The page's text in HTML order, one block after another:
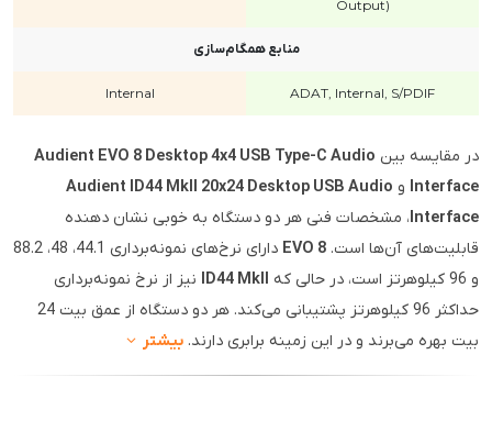
Output)
منابع همگام‌سازی
ADAT, Internal, S/PDIF
Internal
در مقایسه بین Audient EVO 8 Desktop 4x4 USB Type-C Audio
Interface و Audient ID44 MkII 20x24 Desktop USB Audio
Interface، مشخصات فنی هر دو دستگاه به خوبی نشان دهنده
قابلیت‌های آن‌ها است. EVO 8
دارای نرخ‌های نمونه‌برداری 44.1، 48، 88.2
و 96 کیلوهرتز است، در حالی که
ID44 MkII نیز از نرخ نمونه‌برداری
حداکثر 96 کیلوهرتز پشتیبانی می‌کند. هر دو دستگاه از عمق بیت 24
بیت بهره می‌برند و در این زمینه برابری دارند. بیشتر